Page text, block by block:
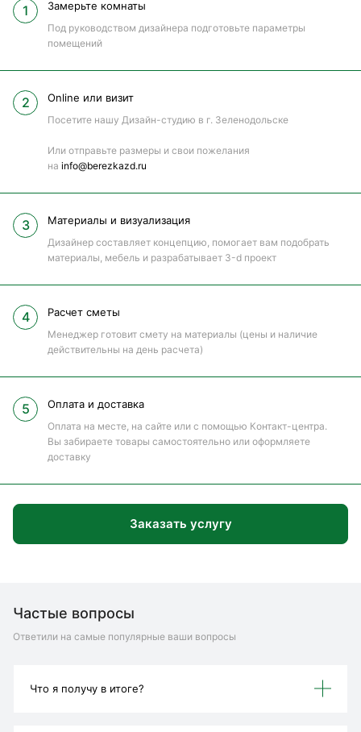
Замерьте комнаты
Под руководством дизайнера подготовьте параметры
помещений
Online или визит
Посетите нашу Дизайн-студию в г. Зеленодольске
Или отправьте размеры и свои пожелания
на info@berezkazd.ru
Материалы и визуализация
Дизайнер составляет концепцию, помогает вам подобрать
материалы, мебель и разрабатывает 3-d проект
Расчет сметы
Менеджер готовит смету на материалы (цены и наличие
действительны на день расчета)
Оплата и доставка
Оплата на месте, на сайте или с помощью Контакт-центра.
Вы забираете товары самостоятельно или оформляете
доставку
Заказать услугу
Частые вопросы
Ответили на самые популярные ваши вопросы
Что я получу в итоге?